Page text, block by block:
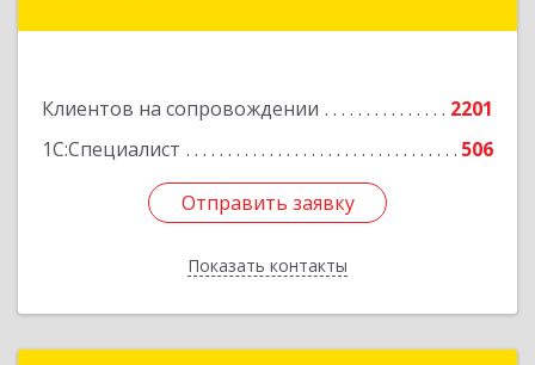
Клиентов на сопровождении
2201
1С:Специалист
506
Отправить заявку
Показать контакты
Отправить заявку
Назад